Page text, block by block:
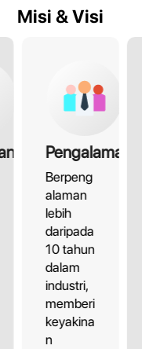
Misi & Visi
Pengalaman
Berpeng
alaman
lebih
daripada
10 tahun
dalam
industri,
memberi
keyakina
n